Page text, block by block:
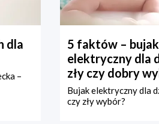
dla
–
5 faktów – bujak
elektryczny dla
zły czy dobry
Bujak elektryczny dla
czy zły wybór?